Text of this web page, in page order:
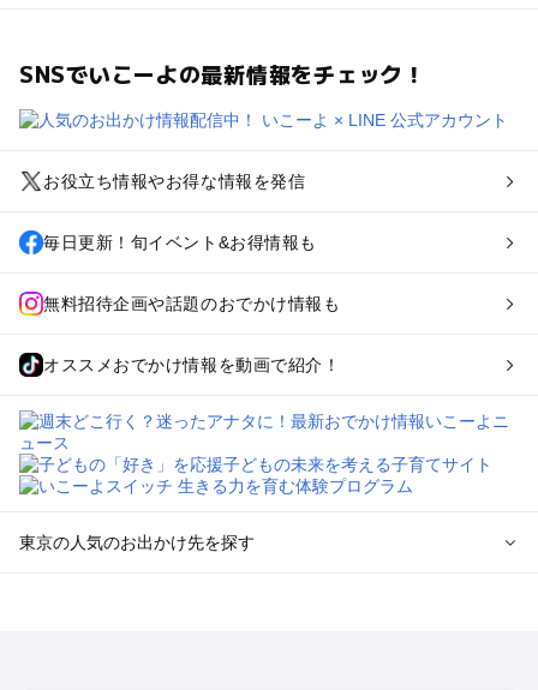
SNSでいこーよの最新情報をチェック！
お役立ち情報やお得な情報を発信
毎日更新！旬イベント&お得情報も
無料招待企画や話題のおでかけ情報も
オススメおでかけ情報を動画で紹介！
東京の人気のお出かけ先を探す